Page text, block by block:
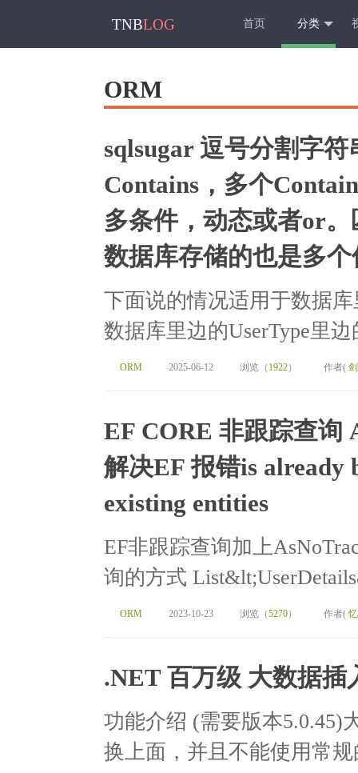
TNBLOG 首页 分类
ORM
sqlsugar 逗号分割字
Contains，多个
多条件，动态或者or
数据库存储的也是多个
下面说的情况适用于数据
数据库里边的UserType里
ORM 2025-06-12 浏览（ 1922） 作者(
EF CORE 非跟踪查询
解决EF 报错is already
existing entities
EF非跟踪查询加上
询的方式
ORM 2023-10-23 浏览（5270） 作者(
.NET 百万级 大数据
功能介绍 (需要版本5.0.45)
换上面，并且不能使用常